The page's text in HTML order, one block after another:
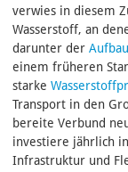
verwies in diesem
Wasserstoff, an
darunter der
einem früheren
starke
Transport in den
bereite Verbund
investiere jährlich
Infrastruktur und